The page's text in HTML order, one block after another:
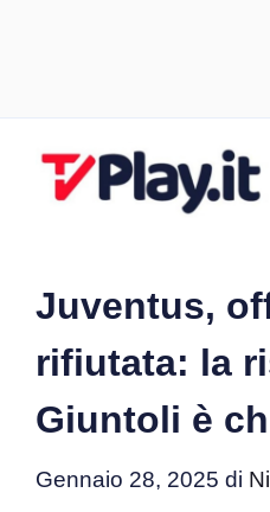
Juventus,
rifiutata: la
Giuntoli è
Gennaio 28, 2025 di